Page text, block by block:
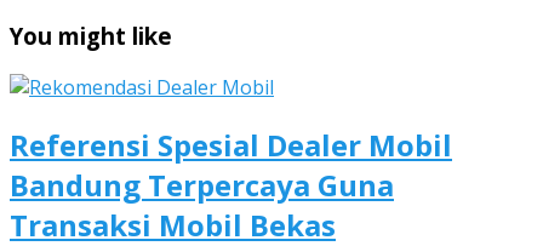
You might like
Referensi Spesial Dealer Mobil
Bandung Terpercaya Guna
Transaksi Mobil Bekas